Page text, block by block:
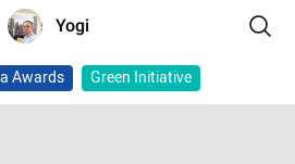
Yogi
Awards Green Initiative